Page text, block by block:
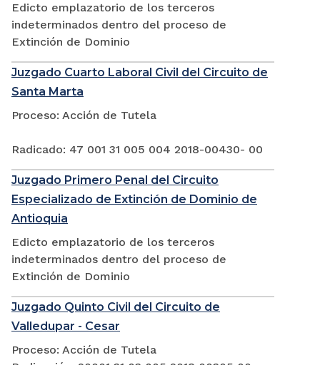
Edicto emplazatorio de los terceros
indeterminados dentro del proceso de
Extinción de Dominio
Juzgado Cuarto Laboral Civil del Circuito de
Santa Marta
Proceso: Acción de Tutela
Radicado: 47 001 31 005 004 2018-00430- 00
Juzgado Primero Penal del Circuito
Especializado de Extinción de Dominio de
Antioquia
Edicto emplazatorio de los terceros
indeterminados dentro del proceso de
Extinción de Dominio
Juzgado Quinto Civil del Circuito de
Valledupar - Cesar
Proceso: Acción de Tutela